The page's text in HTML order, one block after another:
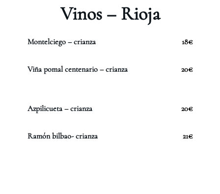
Vinos – Rioja
Montelciego – crianza 18€
Viña pomal centenario – crianza 20€
Azpilicueta – crianza 20€
Ramón bilbao- crianza 21€